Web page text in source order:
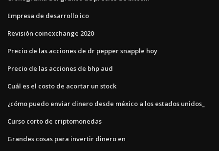
Empresa de desarrollo ico
Revisión coinexchange 2020
Precio de las acciones de dr pepper snapple hoy
Precio de las acciones de bhp aud
Cuál es el costo de acortar un stock
¿cómo puedo enviar dinero desde méxico a los estados unidos_
Curso corto de criptomonedas
Grandes cosas para invertir dinero en